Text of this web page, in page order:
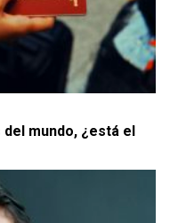
mundo, ¿está el